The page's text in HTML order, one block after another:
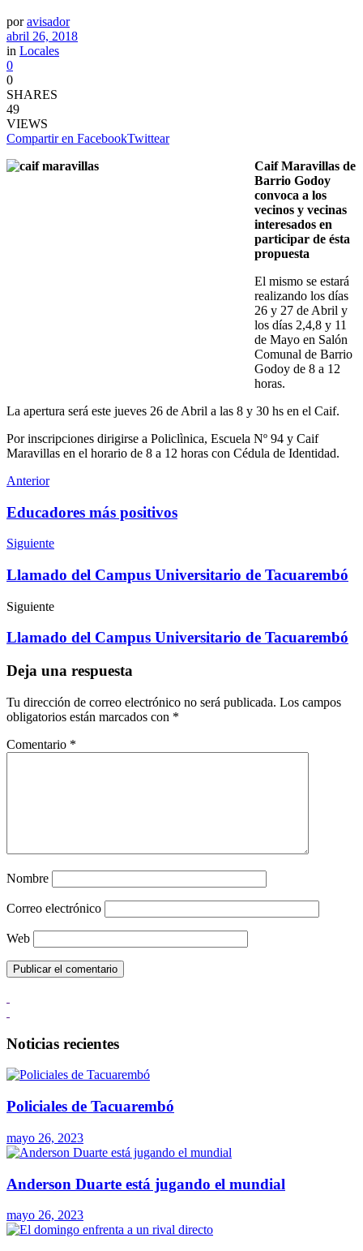
por avisador
abril 26, 2018
in Locales
0
0
SHARES
49
VIEWS
Compartir en FacebookTwittear
Caif Maravillas de
Barrio Godoy
convoca a los
vecinos y vecinas
interesados en
participar de ésta
propuesta
El mismo se estará
realizando los días
26 y 27 de Abril y
los días 2,4,8 y 11
de Mayo en Salón
Comunal de Barrio
Godoy de 8 a 12
horas.
La apertura será este jueves 26 de Abril a las 8 y 30 hs en el Caif.
Por inscripciones dirigirse a Policlìnica, Escuela Nº 94 y Caif
Maravillas en el horario de 8 a 12 horas con Cédula de Identidad.
Anterior
Educadores más positivos
Siguiente
Llamado del Campus Universitario de Tacuarembó
Siguiente
Llamado del Campus Universitario de Tacuarembó
Deja una respuesta
Tu dirección de correo electrónico no será publicada. Los campos
obligatorios están marcados con *
Comentario *
Nombre
Correo electrónico
Web
Noticias recientes
Policiales de Tacuarembó
mayo 26, 2023
Anderson Duarte está jugando el mundial
mayo 26, 2023